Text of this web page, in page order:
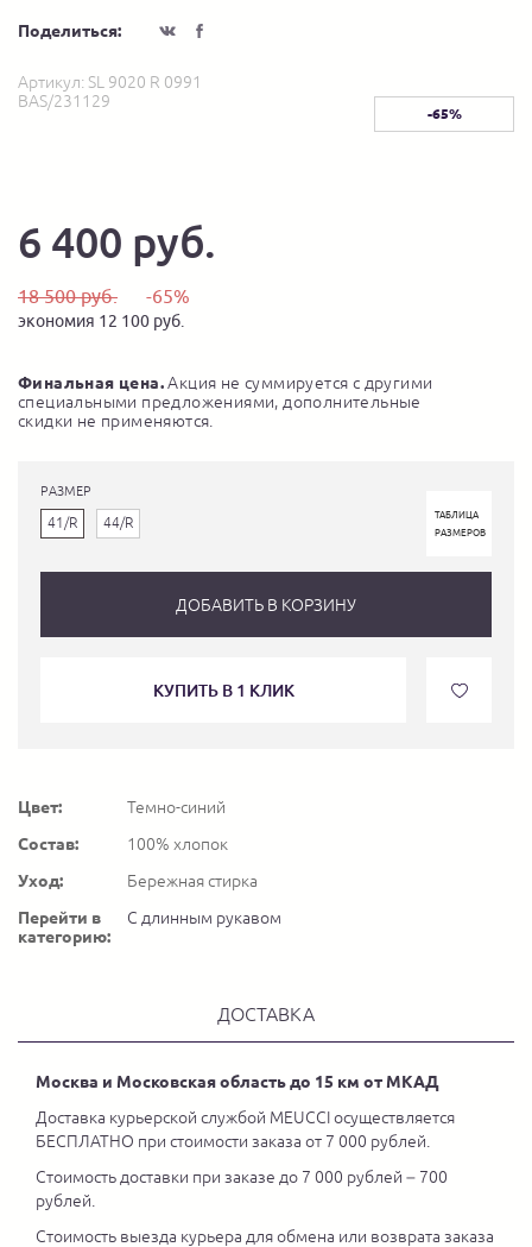
Поделиться:
Артикул: SL 9020 R 0991
BAS/231129
-65%
6 400 руб.
18 500 руб. -65%
экономия 12 100 руб.
Финальная цена.Акция не суммируется с другими
специальными предложениями, дополнительные
скидки не применяются.
РАЗМЕР
41/R 44/R
ТАБЛИЦА
РАЗМЕРОВ
ДОБАВИТЬ В КОРЗИНУ
КУПИТЬ В 1 КЛИК
Цвет:
Темно-синий
Состав:
100% хлопок
Уход:
Бережная стирка
Перейти в
категорию:
С длинным рукавом
ДОСТАВКА
Москва и Московская область до 15 км от МКАД
Доставка курьерской службой MEUCCI осуществляется
БЕСПЛАТНО при стоимости заказа от 7 000 рублей.
Стоимость доставки при заказе до 7 000 рублей – 700
рублей.
Стоимость выезда курьера для обмена или возврата заказа